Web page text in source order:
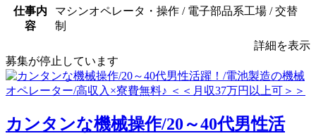
仕事内
容
マシンオペレータ・操作 / 電子部品系工場 / 交替
制
詳細を表示
募集が停止しています
カンタンな機械操作/20～40代男性活